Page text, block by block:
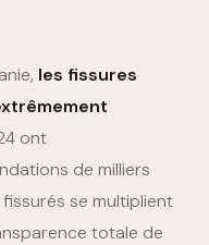
les fissures
ont
de milliers
se multiplient
totale de